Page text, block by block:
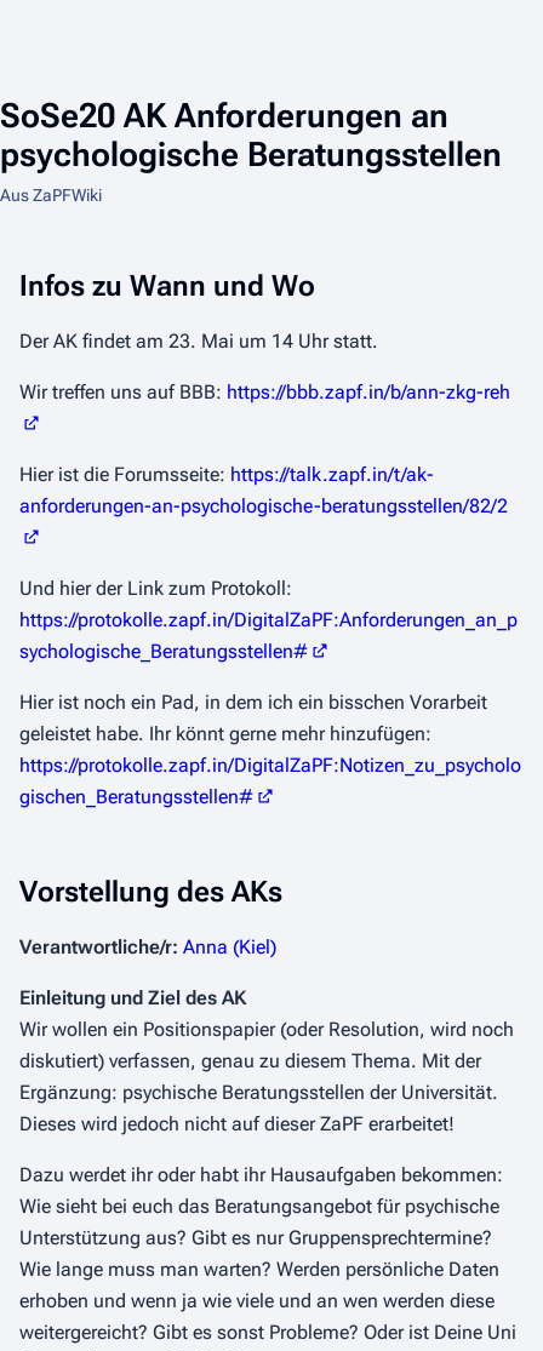
SoSe20 AK Anforderungen an
psychologische Beratungsstellen
Aus ZaPFWiki
Infos zu Wann und Wo
Der AK findet am 23. Mai um 14 Uhr statt.
Wir treffen uns auf BBB: https://bbb.zapf.in/b/ann-zkg-reh
Hier ist die Forumsseite: https://talk.zapf.in/t/ak-
anforderungen-an-psychologische-beratungsstellen/82/2
Und hier der Link zum Protokoll:
https://protokolle.zapf.in/DigitalZaPF:Anforderungen_an_p
sychologische_Beratungsstellen#
Hier ist noch ein Pad, in dem ich ein bisschen Vorarbeit
geleistet habe. Ihr könnt gerne mehr hinzufügen:
https://protokolle.zapf.in/DigitalZaPF:Notizen_zu_psycholo
gischen_Beratungsstellen#
Vorstellung des AKs
Verantwortliche/r: Anna (Kiel)
Einleitung und Ziel des AK
Wir wollen ein Positionspapier (oder Resolution, wird noch
diskutiert) verfassen, genau zu diesem Thema. Mit der
Ergänzung: psychische Beratungsstellen der Universität.
Dieses wird jedoch nicht auf dieser ZaPF erarbeitet!
Dazu werdet ihr oder habt ihr Hausaufgaben bekommen:
Wie sieht bei euch das Beratungsangebot für psychische
Unterstützung aus? Gibt es nur Gruppensprechtermine?
Wie lange muss man warten? Werden persönliche Daten
erhoben und wenn ja wie viele und an wen werden diese
weitergereicht? Gibt es sonst Probleme? Oder ist Deine Uni